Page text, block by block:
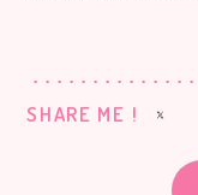
SHARE ME !